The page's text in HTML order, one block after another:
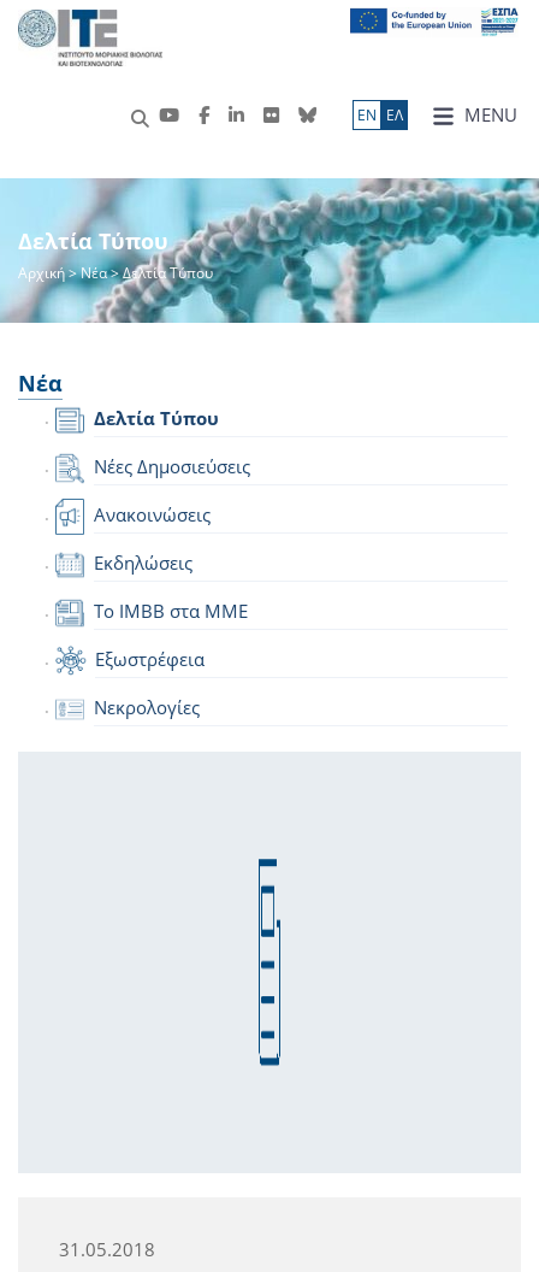
MENU
ΕN ΕΛ
Δελτία Τύπου
Αρχική>Νέα> Δελτία Τύπου
Νέα
Δελτία Τύπου
Νέες Δημοσιεύσεις
Ανακοινώσεις
Εκδηλώσεις
Το IMBB στα ΜΜΕ
Εξωστρέφεια
Νεκρολογίες
31.05.2018